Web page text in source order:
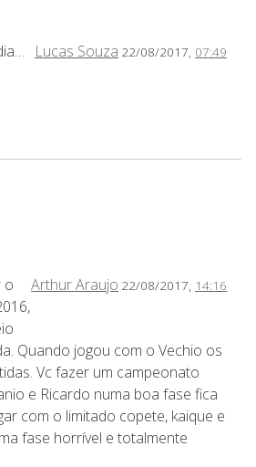
Lucas Souza 22/08/2017, 07:49
Arthur Araujo 22/08/2017, 14:16
o
Quando jogou com o Vechio os
Vc fazer um campeonato
e Ricardo numa boa fase fica
com o limitado copete, kaique e
fase horrível e totalmente